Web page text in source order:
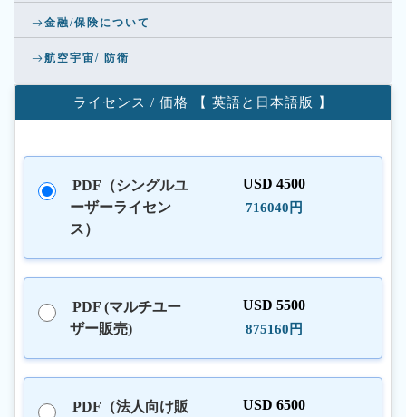
金融/保険について
航空宇宙/ 防衛
ライセンス / 価格 【 英語と日本語版 】
PDF（シングルユ
ーザーライセン
ス）
USD 4500
716040円
PDF (マルチユー
ザー販売)
USD 5500
875160円
PDF（法人向け販
USD 6500